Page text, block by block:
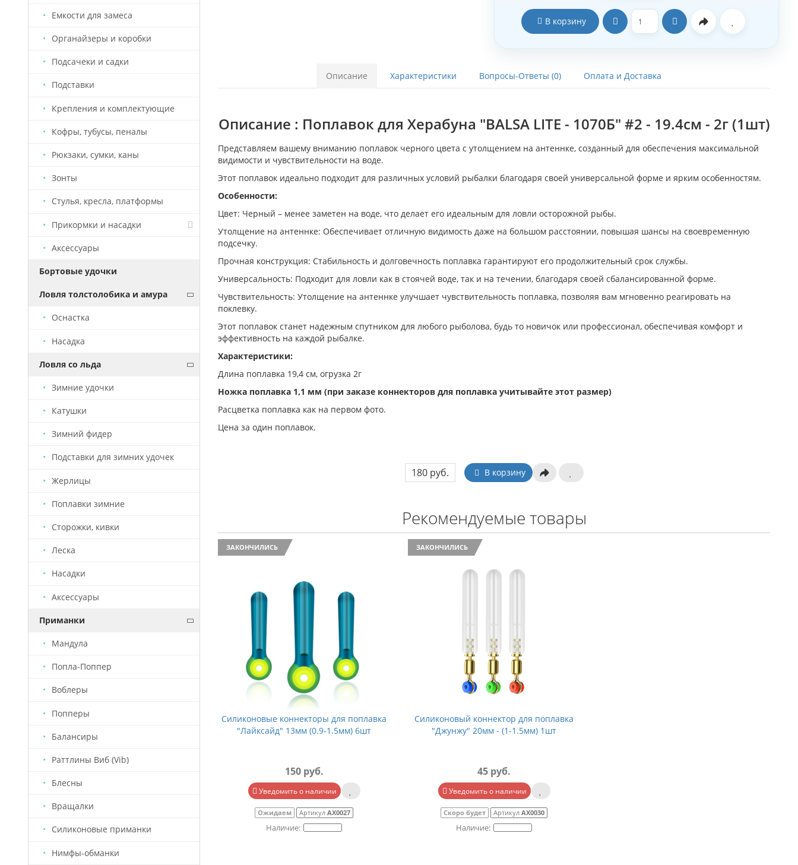
Емкости для замеса
Органайзеры и коробки
Подсачеки и садки
Подставки
Крепления и комплектующие
Кофры, тубусы, пеналы
Рюкзаки, сумки, каны
Зонты
Стулья, кресла, платформы
Прикормки и насадки
Насадки Старый Призрак
Аксессуары
Бортовые удочки
Ловля толстолобика и амура
Оснастка
Насадка
Ловля со льда
Зимние удочки
Катушки
Зимний фидер
Подставки для зимних удочек
Жерлицы
Поплавки зимние
Сторожки, кивки
Леска
Насадки
Аксессуары
Приманки
Мандула
Попла-Поппер
Воблеры
Попперы
Балансиры
Раттлины Виб (Vib)
Блесны
Вращалки
Силиконовые приманки
Нимфы-обманки
В корзину
Описание Характеристики Вопросы-Ответы (0) Оплата и Доставка
Описание : Поплавок для Херабуна "BALSA LITE - 1070Б" #2 - 19.4см - 2г (1шт)
Представляем вашему вниманию поплавок черного цвета с утолщением на антеннке, созданный для обеспечения максимальной
видимости и чувствительности на воде.
Этот поплавок идеально подходит для различных условий рыбалки благодаря своей универсальной форме и ярким особенностям.
Особенности:
Цвет: Черный – менее заметен на воде, что делает его идеальным для ловли осторожной рыбы.
Утолщение на антеннке: Обеспечивает отличную видимость даже на большом расстоянии, повышая шансы на своевременную
подсечку.
Прочная конструкция: Стабильность и долговечность поплавка гарантируют его продолжительный срок службы.
Универсальность: Подходит для ловли как в стоячей воде, так и на течении, благодаря своей сбалансированной форме.
Чувствительность: Утолщение на антеннке улучшает чувствительность поплавка, позволяя вам мгновенно реагировать на
поклевку.
Этот поплавок станет надежным спутником для любого рыболова, будь то новичок или профессионал, обеспечивая комфорт и
эффективность на каждой рыбалке.
Характеристики:
Длина поплавка 19,4 см, огрузка 2г
Ножка поплавка 1,1 мм (при заказе коннекторов для поплавка учитывайте этот размер)
Расцветка поплавка как на первом фото.
Цена за один поплавок.
180 руб. В корзину
Рекомендуемые товары
ЗАКОНЧИЛИСЬ
Силиконовые коннекторы для поплавка
"Лайксайд" 13мм (0.9-1.5мм) 6шт
150 руб.
Уведомить о наличии
Ожидаем Артикул АХ0027
ЗАКОНЧИЛИСЬ
Силиконовый коннектор для поплавка
"Джунжу" 20мм - (1-1.5мм) 1шт
45 руб.
Уведомить о наличии
Скоро будет Артикул АХ0030